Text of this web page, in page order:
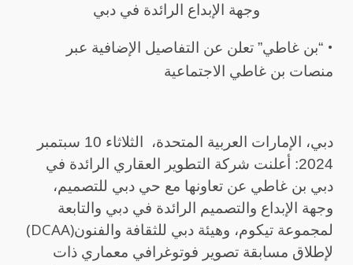
وجهة الإبداع الرائدة في دبي
• “بن غاطي” تعلن عن التفاصيل الإضافية عبر
منصات بن غاطي الاجتماعية
دبي، الإمارات العربية المتحدة، الثلاثاء
10 سبتمبر
2024: أعلنت شركة التطوير العقاري الرائدة في
دبي بن غاطي عن تعاونها مع حي دبي للتصميم،
وجهة الإبداع والتصميم الرائدة في دبي والتابعة
لمجموعة تيكوم، وهيئة دبي للثقافة والفنون(DCAA)
لإطلاق مسابقة تصوير فوتوغرافي معماري ذات